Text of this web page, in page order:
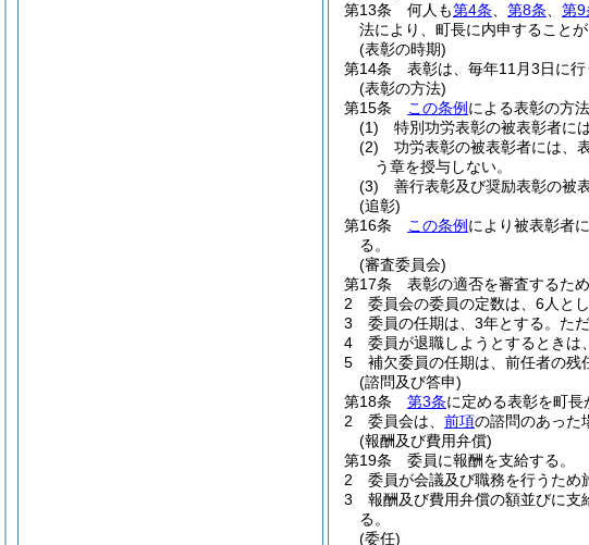
第13条
何人も第4条 第8条 第9
法により、町長に内申することが
(表彰の時期)
第14条
表彰は、毎年11月3日に行
(表彰の方法)
第15条
この条例 による表彰の方
(1)
特別功労表彰の被表彰者に
(2)
功労表彰の被表彰者には、
う章を授与しない。
(3)
善行表彰及び奨励表彰の被
(追彰)
第16条
この条例 により被表彰者
る。
(審査委員会)
第17条
表彰の適否を審査するた
2
委員会の委員の定数は、6人と
3
委員の任期は、3年とする。 た
4
委員が退職しようとするときは
5
補欠委員の任期は、前任者の残
(諮問及び答申)
第18条
第3条に定める表彰を町長
2
委員会は、 前項の諮問のあった
(報酬及び費用弁償)
第19条
委員に報酬を支給する。
2
委員が会議及び職務を行うため
3
報酬及び費用弁償の額並びに支
る。
(委任)